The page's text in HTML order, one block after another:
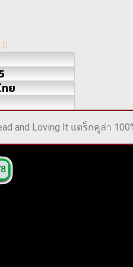
ย
and Loving It แดร็กคูล่า